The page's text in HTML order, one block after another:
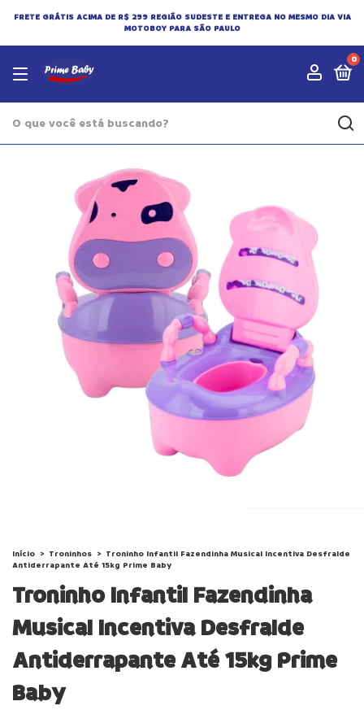
FRETE GRÁTIS ACIMA DE R$ 299 REGIÃO SUDESTE E ENTREGA NO MESMO DIA VIA
MOTOBOY PARA SÃO PAULO
0
Início > Troninhos > Troninho Infantil Fazendinha Musical Incentiva Desfralde
Antiderrapante Até 15kg Prime Baby
Troninho Infantil Fazendinha
Musical Incentiva Desfralde
Antiderrapante Até 15kg Prime
Baby